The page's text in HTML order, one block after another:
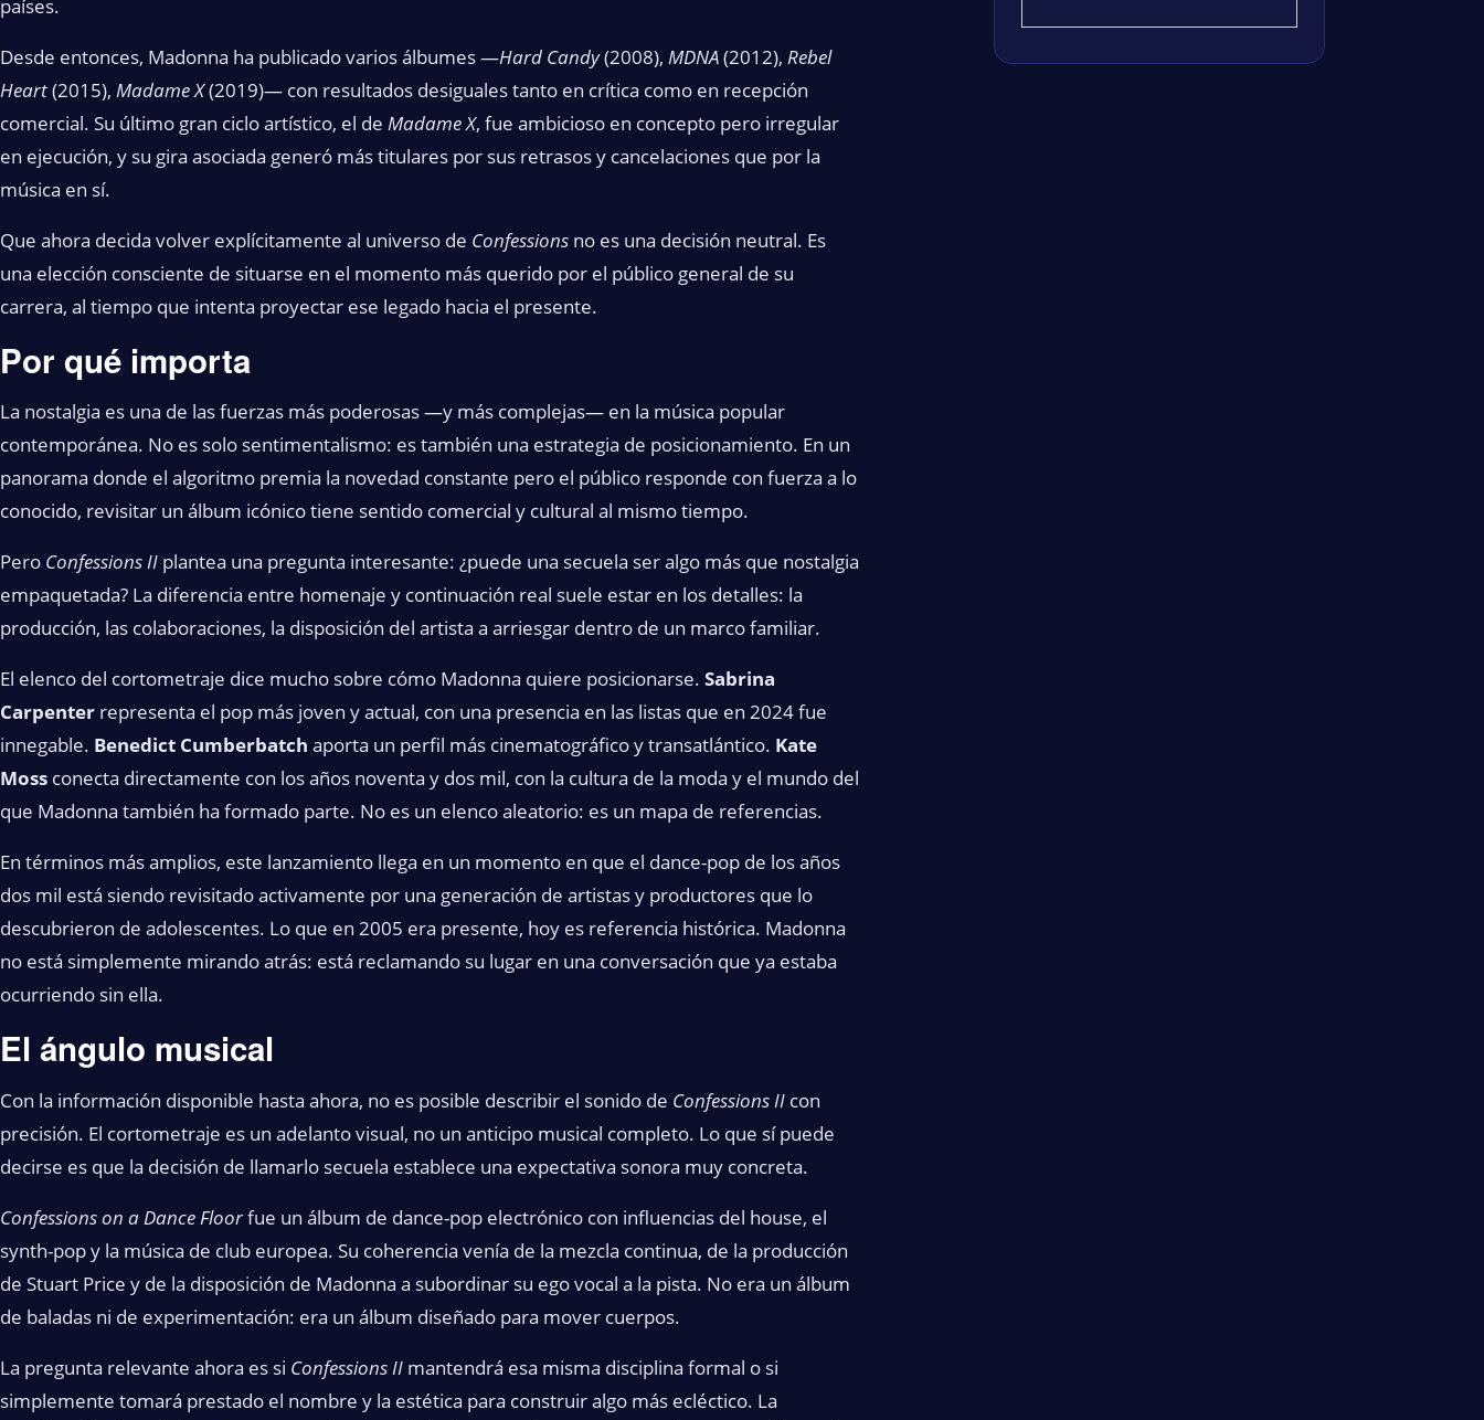
países.
Desde entonces, Madonna ha publicado varios álbumes —Hard Candy(2008), MDNA(2012), Rebel
Heart(2015), Madame X(2019)— con resultados desiguales tanto en crítica como en recepción
comercial. Su último gran ciclo artístico, el de Madame X, fue ambicioso en concepto pero irregular
en ejecución, y su gira asociada generó más titulares por sus retrasos y cancelaciones que por la
música en sí.
Que ahora decida volver explícitamente al universo de Confessions no es una decisión neutral. Es
una elección consciente de situarse en el momento más querido por el público general de su
carrera, al tiempo que intenta proyectar ese legado hacia el presente.
Por qué importa
La nostalgia es una de las fuerzas más poderosas —y más complejas— en la música popular
contemporánea. No es solo sentimentalismo: es también una estrategia de posicionamiento. En un
panorama donde el algoritmo premia la novedad constante pero el público responde con fuerza a lo
conocido, revisitar un álbum icónico tiene sentido comercial y cultural al mismo tiempo.
Pero Confessions II plantea una pregunta interesante: ¿puede una secuela ser algo más que nostalgia
empaquetada? La diferencia entre homenaje y continuación real suele estar en los detalles: la
producción, las colaboraciones, la disposición del artista a arriesgar dentro de un marco familiar.
El elenco del cortometraje dice mucho sobre cómo Madonna quiere posicionarse. Sabrina
Carpenter representa el pop más joven y actual, con una presencia en las listas que en 2024 fue
innegable. Benedict Cumberbatch aporta un perfil más cinematográfico y transatlántico. Kate
Moss conecta directamente con los años noventa y dos mil, con la cultura de la moda y el mundo del
que Madonna también ha formado parte. No es un elenco aleatorio: es un mapa de referencias.
En términos más amplios, este lanzamiento llega en un momento en que el dance-pop de los años
dos mil está siendo revisitado activamente por una generación de artistas y productores que lo
descubrieron de adolescentes. Lo que en 2005 era presente, hoy es referencia histórica. Madonna
no está simplemente mirando atrás: está reclamando su lugar en una conversación que ya estaba
ocurriendo sin ella.
El ángulo musical
Con la información disponible hasta ahora, no es posible describir el sonido de Confessions II con
precisión. El cortometraje es un adelanto visual, no un anticipo musical completo. Lo que sí puede
decirse es que la decisión de llamarlo secuela establece una expectativa sonora muy concreta.
Confessions on a Dance Floorfue un álbum de dance-pop electrónico con influencias del house, el
synth-pop y la música de club europea. Su coherencia venía de la mezcla continua, de la producción
de Stuart Price y de la disposición de Madonna a subordinar su ego vocal a la pista. No era un álbum
de baladas ni de experimentación: era un álbum diseñado para mover cuerpos.
La pregunta relevante ahora es si Confessions II mantendrá esa misma disciplina formal o si
simplemente tomará prestado el nombre y la estética para construir algo más ecléctico. La